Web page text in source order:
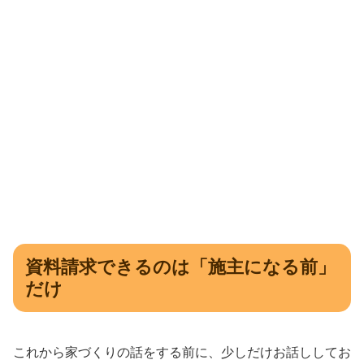
資料請求できるのは「施主になる前」
だけ
これから家づくりの話をする前に、少しだけお話ししてお